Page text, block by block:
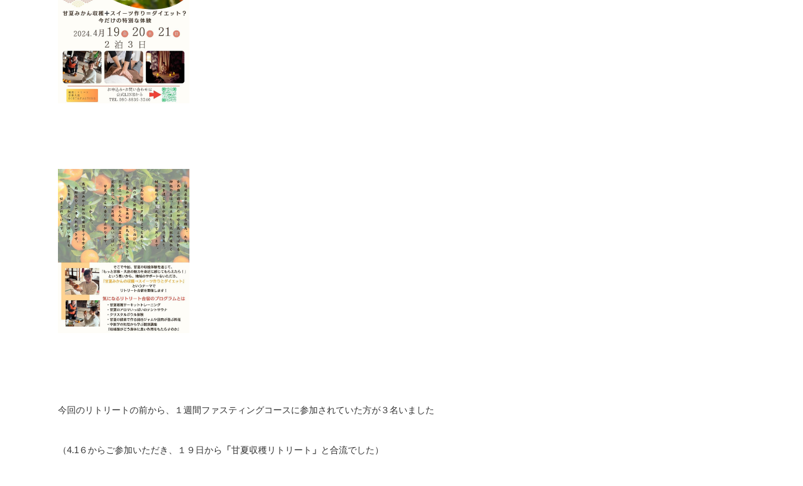
今回のリトリートの前から、１週間ファスティングコースに参加されていた方が３名いました
（4.1６からご参加いただき、１９日から 「甘夏収穫リトリート 」 と合流でした）